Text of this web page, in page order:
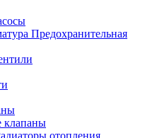
Предохранительная
клапаны
отопления